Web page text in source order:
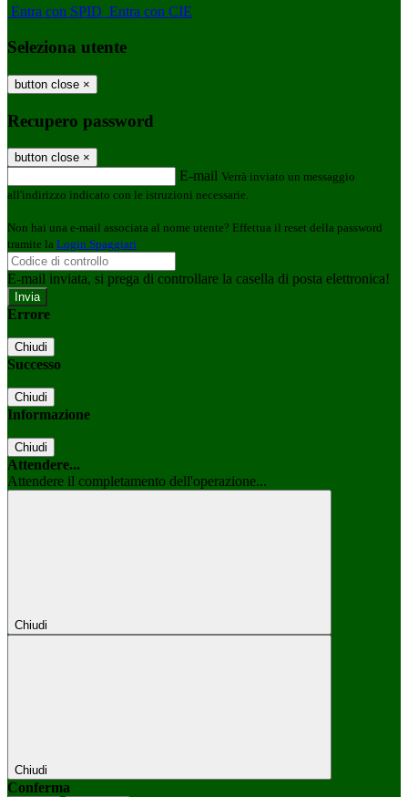
Entra con SPID Entra con CIE
Seleziona utente
button close ×
Recupero password
button close ×
E-mail Verrà inviato un messaggio
all'indirizzo indicato con le istruzioni necessarie.
Non hai una e-mail associata al nome utente? Effettua il reset della password
tramite la Login Spaggiari
E-mail inviata, si prega di controllare la casella di posta elettronica!
Errore
Chiudi
Successo
Chiudi
Informazione
Chiudi
Attendere...
Attendere il completamento dell'operazione...
Chiudi
Chiudi
Conferma